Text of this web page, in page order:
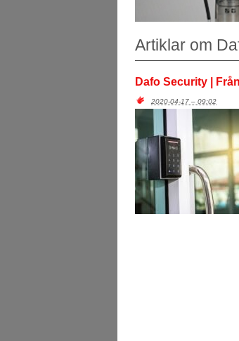
Artiklar om
Dafo Security |
2020-04-17 – 09:02